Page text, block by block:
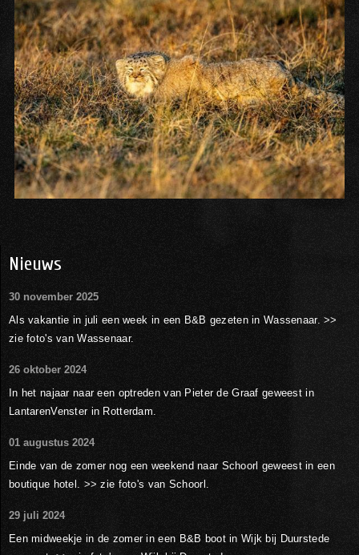
Nieuws
30 november 2025
Als vakantie in juli een week in een B&B gezeten in Wassenaar. >>
zie foto's van Wassenaar.
26 oktober 2024
In het najaar naar een optreden van Pieter de Graaf geweest in
LantarenVenster in Rotterdam.
01 augustus 2024
Einde van de zomer nog een weekend naar Schoorl geweest in een
boutique hotel. >> zie foto's van Schoorl.
29 juli 2024
Een midweekje in de zomer in een B&B boot in Wijk bij Duurstede